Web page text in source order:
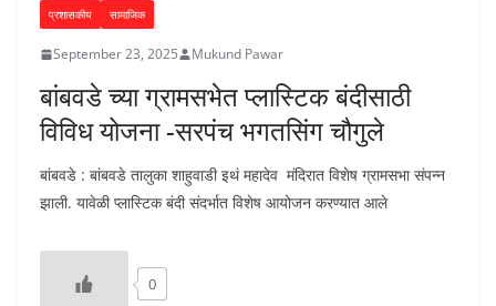
प्रशासकीय सामाजिक
September 23, 2025 Mukund Pawar
बांबवडे च्या ग्रामसभेत प्लास्टिक बंदीसाठी
विविध योजना -सरपंच भगतसिंग चौगुले
बांबवडे : बांबवडे तालुका शाहुवाडी इथं महादेव मंदिरात विशेष ग्रामसभा संपन्न
झाली. यावेळी प्लास्टिक बंदी संदर्भात विशेष आयोजन करण्यात आले
0